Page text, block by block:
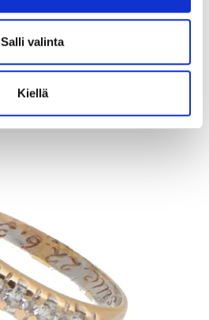
Salli valinta
Kiellä